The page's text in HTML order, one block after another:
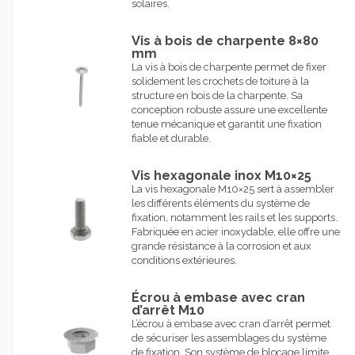
solaires.
Vis à bois de charpente 8×80
mm
La vis à bois de charpente permet de fixer
solidement les crochets de toiture à la
structure en bois de la charpente. Sa
conception robuste assure une excellente
tenue mécanique et garantit une fixation
fiable et durable.
Vis hexagonale inox M10×25
La vis hexagonale M10×25 sert à assembler
les différents éléments du système de
fixation, notamment les rails et les supports.
Fabriquée en acier inoxydable, elle offre une
grande résistance à la corrosion et aux
conditions extérieures.
Écrou à embase avec cran
d’arrêt M10
L’écrou à embase avec cran d’arrêt permet
de sécuriser les assemblages du système
de fixation. Son système de blocage limite